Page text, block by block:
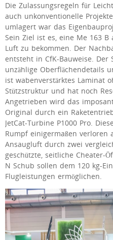
Die Zulassungsregeln für
auch unkonventionelle
umlagert war das
Sein Ziel ist es, eine Me 163
Luft zu bekommen. Der
entsteht in CfK-Bauweise. Der
unzählige Oberflächendetails
ist wabenverstärktes Laminat
Stützstruktur und hat noch
Angetrieben wird das
Original durch ein
JetCat-Turbine P1000 Pro.
Rumpf einigermaßen verloren
Ansaugluft durch zwei
geschützte, seitliche Cheater-
N Schub sollen dem 120 kg-
Flugleistungen ermöglichen.